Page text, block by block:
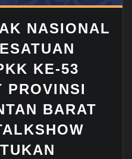
NASIONAL
KE-53
PROVINSI
BARAT